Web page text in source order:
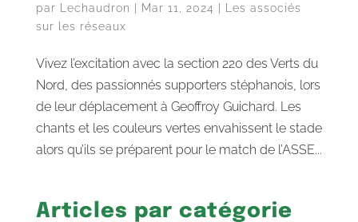
par Lechaudron Mar 11, 2024
Les associés
sur les réseaux
Vivez l’excitation avec la section 220 des Verts du
Nord, des passionnés supporters stéphanois, lors
de leur déplacement à Geoffroy Guichard. Les
chants et les couleurs vertes envahissent le stade
alors qu’ils se préparent pour le match de l’ASSE...
Articles par catégorie